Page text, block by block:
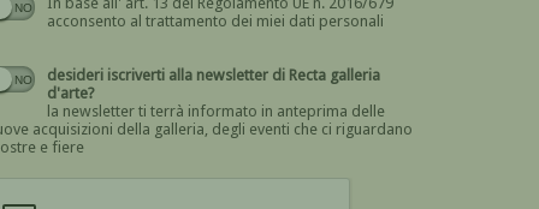
acconsento al trattamento dei miei dati personali
Devi dare il consenso
desideri iscriverti alla newsletter di Recta galleria
d'arte?
la newsletter ti terrà informato in anteprima delle
acquisizioni della galleria, degli eventi che ci riguardano
e fiere